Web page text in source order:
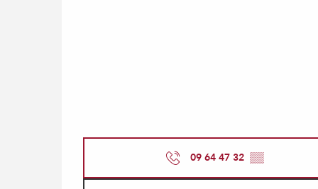
09 64 47 32 ▒▒